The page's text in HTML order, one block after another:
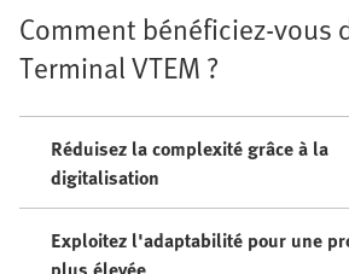
Comment bénéficiez-vous
Terminal VTEM ?
Réduisez la complexité grâce à la
digitalisation
Exploitez l'adaptabilité pour une